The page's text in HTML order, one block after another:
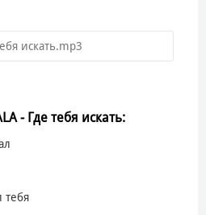
искать.mp3
- Где тебя искать:
тебя